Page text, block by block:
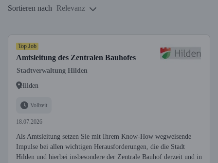
Sortieren nach Relevanz
Top Job
Amtsleitung des Zentralen Bauhofes
Stadtverwaltung Hilden
Hilden
Vollzeit
18.07.2026
Als Amtsleitung setzen Sie mit Ihrem Know-How wegweisende
Impulse bei allen wichtigen Herausforderungen, die die Stadt
Hilden und hierbei insbesondere der Zentrale Bauhof derzeit und in